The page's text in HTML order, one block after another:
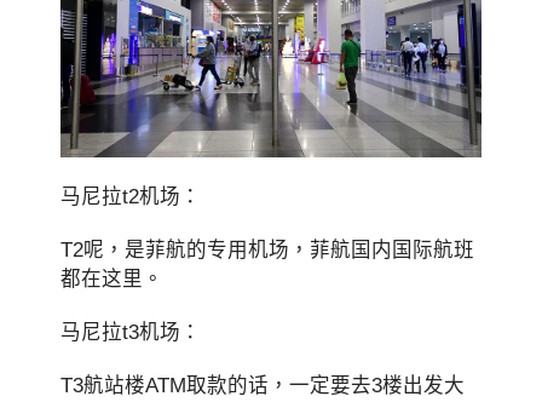
马尼拉t2机场：
T2呢，是菲航的专用机场，菲航国内国际航班
都在这里。
马尼拉t3机场：
T3航站楼ATM取款的话，一定要去3楼出发大